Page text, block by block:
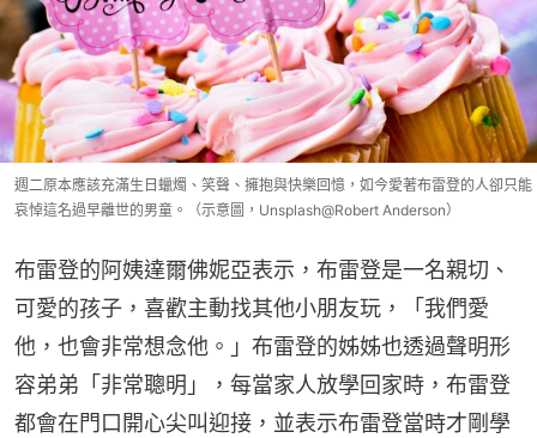
週二原本應該充滿生日蠟燭、笑聲、擁抱與快樂回憶，如今愛著布雷登的人卻只能
哀悼這名過早離世的男童。（示意圖，Unsplash@Robert Anderson）
布雷登的阿姨達爾佛妮亞表示，布雷登是一名親切、
可愛的孩子，喜歡主動找其他小朋友玩，「我們愛
他，也會非常想念他。」布雷登的姊姊也透過聲明形
容弟弟「非常聰明」，每當家人放學回家時，布雷登
都會在門口開心尖叫迎接，並表示布雷登當時才剛學